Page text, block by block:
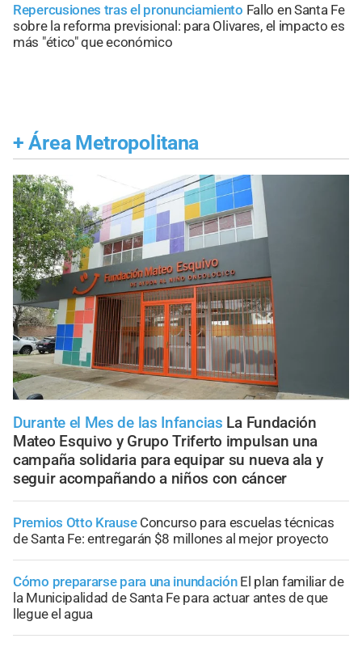
Repercusiones tras el pronunciamiento Fallo en Santa Fe
sobre la reforma previsional: para Olivares, el impacto es
más "ético" que económico
+ Área Metropolitana
Durante el Mes de las Infancias La Fundación
Mateo Esquivo y Grupo Triferto impulsan una
campaña solidaria para equipar su nueva ala y
seguir acompañando a niños con cáncer
Premios Otto Krause Concurso para escuelas técnicas
de Santa Fe: entregarán $8 millones al mejor proyecto
Cómo prepararse para una inundación El plan familiar de
la Municipalidad de Santa Fe para actuar antes de que
llegue el agua